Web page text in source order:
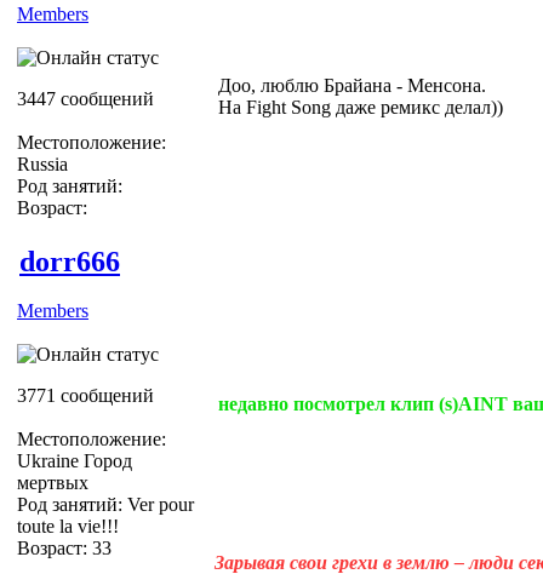
Members
3447 сообщений
Местоположение:
Russia
Род занятий:
Возраст:
Доо, люблю Брайана - Менсона.
На Fight Song даже ремикс делал))
dorr666
Members
3771 сообщений
Местоположение:
Ukraine Город
мертвых
Род занятий: Ver pour
toute la vie!!!
Возраст: 33
недавно посмотрел клип (s)AINT
Зарывая свои грехи в землю – люди